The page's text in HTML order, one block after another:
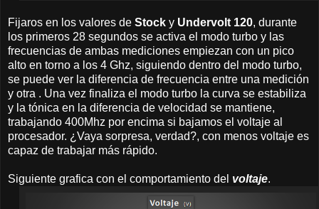
Fijaros en los valores de Stock y Undervolt 120, durante
los primeros 28 segundos se activa el modo turbo y las
frecuencias de ambas mediciones empiezan con un pico
alto en torno a los 4 Ghz, siguiendo dentro del modo turbo,
se puede ver la diferencia de frecuencia entre una medición
y otra . Una vez finaliza el modo turbo la curva se estabiliza
y la tónica en la diferencia de velocidad se mantiene,
trabajando 400Mhz por encima si bajamos el voltaje al
procesador. ¿Vaya sorpresa, verdad?, con menos voltaje es
capaz de trabajar más rápido.
Siguiente grafica con el comportamiento del voltaje.